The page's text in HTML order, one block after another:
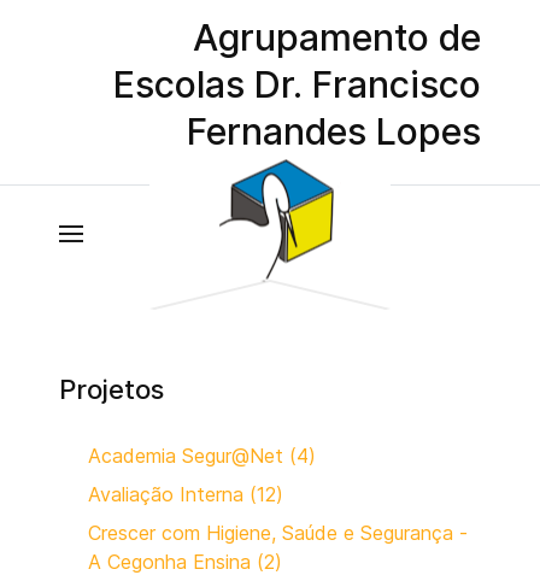
Agrupamento de
Escolas Dr. Francisco
Fernandes Lopes
Projetos
Academia Segur@Net (4)
Avaliação Interna (12)
Crescer com Higiene, Saúde e Segurança -
A Cegonha Ensina (2)